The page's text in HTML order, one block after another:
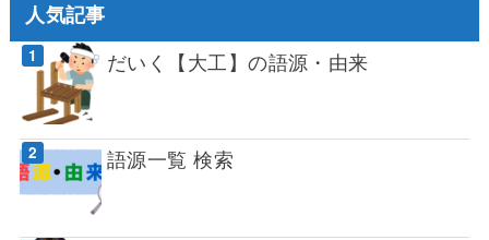
人気記事
だいく【大工】の語源・由来
語源一覧 検索